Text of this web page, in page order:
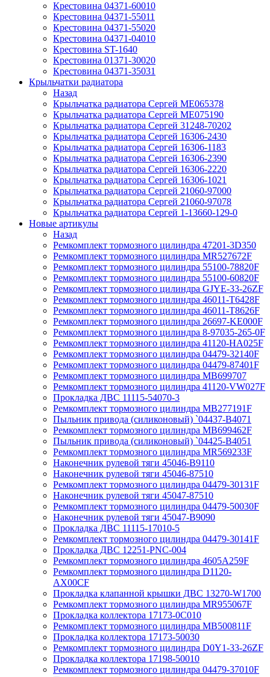
Крестовина 04371-60010
Крестовина 04371-55011
Крестовина 04371-55020
Крестовина 04371-04010
Крестовина ST-1640
Крестовина 01371-30020
Крестовина 04371-35031
Крыльчатки радиатора
Назад
Крыльчатка радиатора Сергей ME065378
Крыльчатка радиатора Сергей ME075190
Крыльчатка радиатора Сергей 31248-70202
Крыльчатка радиатора Сергей 16306-2430
Крыльчатка радиатора Сергей 16306-1183
Крыльчатка радиатора Сергей 16306-2390
Крыльчатка радиатора Сергей 16306-2220
Крыльчатка радиатора Сергей 16306-1021
Крыльчатка радиатора Сергей 21060-97000
Крыльчатка радиатора Сергей 21060-97078
Крыльчатка радиатора Сергей 1-13660-129-0
Новые артикулы
Назад
Ремкомплект тормозного цилиндра 47201-3D350
Ремкомплект тормозного цилиндра MR527672F
Ремкомплект тормозного цилиндра 55100-78820F
Ремкомплект тормозного цилиндра 55100-60820F
Ремкомплект тормозного цилиндра GJYE-33-26ZF
Ремкомплект тормозного цилиндра 46011-T6428F
Ремкомплект тормозного цилиндра 46011-T8626F
Ремкомплект тормозного цилиндра 26697-KE000F
Ремкомплект тормозного цилиндра 8-97035-265-0F
Ремкомплект тормозного цилиндра 41120-HA025F
Ремкомплект тормозного цилиндра 04479-32140F
Ремкомплект тормозного цилиндра 04479-87401F
Ремкомплект тормозного цилиндра MB699707
Ремкомплект тормозного цилиндра 41120-VW027F
Прокладка ДВС 11115-54070-3
Ремкомплект тормозного цилиндра MB277191F
Пыльник привода (силиконовый) `04437-B4071
Ремкомплект тормозного цилиндра MB699462F
Пыльник привода (силиконовый) `04425-B4051
Ремкомплект тормозного цилиндра MR569233F
Наконечник рулевой тяги 45046-B9110
Наконечник рулевой тяги 45046-87510
Ремкомплект тормозного цилиндра 04479-30131F
Наконечник рулевой тяги 45047-87510
Ремкомплект тормозного цилиндра 04479-50030F
Наконечник рулевой тяги 45047-B9090
Прокладка ДВС 11115-17010-5
Ремкомплект тормозного цилиндра 04479-30141F
Прокладка ДВС 12251-PNC-004
Ремкомплект тормозного цилиндра 4605A259F
Ремкомплект тормозного цилиндра D1120-
AX00CF
Прокладка клапанной крышки ДВС 13270-W1700
Ремкомплект тормозного цилиндра MR955067F
Прокладка коллектора 17173-0C010
Ремкомплект тормозного цилиндра MB500811F
Прокладка коллектора 17173-50030
Ремкомплект тормозного цилиндра D0Y1-33-26ZF
Прокладка коллектора 17198-50010
Ремкомплект тормозного цилиндра 04479-37010F